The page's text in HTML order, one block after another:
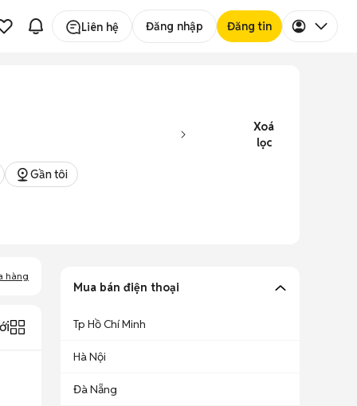
Liên hệ Đăng nhập Đăng tin
Xoá
lọc
Gần tôi
hàng
Mua bán điện thoại
Tp Hồ Chí Minh
Hà Nội
Đà Nẵng